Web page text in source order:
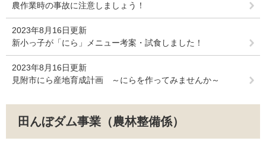
農作業時の事故に注意しましょう！
2023年8月16日更新
新小っ子が「にら」メニュー考案・試食しました！
2023年8月16日更新
見附市にら産地育成計画 ～にらを作ってみませんか～
田んぼダム事業（農林整備係）